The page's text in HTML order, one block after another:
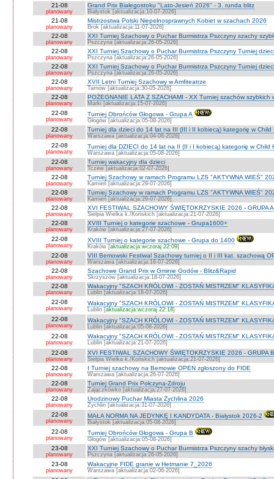
21-08
planowany
Grand Prix Białegostoku "Lato-Jesień 2026" - 3. runda blitz
Białystok [aktualizacja:10-07-2026]
21-08
planowany
Mistrzostwa Polski Niepełnosprawnych Kobiet w szachach 2026
Brok [aktualizacja:11-07-2026]
22-08
planowany
XXI Turniej Szachowy o Puchar Burmistrza Pszczyny szachy
Pszczyna [aktualizacja:26-05-2026]
22-08
planowany
XXI Turniej Szachowy o Puchar Burmistrza Pszczyny Turniej
Pszczyna [aktualizacja:26-05-2026]
22-08
planowany
XXI Turniej Szachowy o Puchar Burmistrza Pszczyny Turniej
Pszczyna [aktualizacja:26-05-2026]
22-08
planowany
XVII Letni Turniej Szachowy w Amfiteatrze
Tarnów [aktualizacja:30-05-2026]
22-08
planowany
POŻEGNANIE LATA Z SZACHAMI - XX Turniej szachów szybkich
Marki [aktualizacja:15-07-2026]
22-08
planowany
Turniej Obrońców Głogowa - Grupa A
Głogów [aktualizacja:05-08-2026]
22-08
planowany
Turniej dla dzieci do 14 lat na III (III i II kobiecą) kategorię w Child
Warszawa [aktualizacja:04-08-2026]
22-08
planowany
Turniej dla DZIECI do 14 lat na II (II i I kobiecą) kategorię w Child
Warszawa [aktualizacja:05-08-2026]
22-08
planowany
Turniej wakacyjny dla dzieci
Tczew [aktualizacja:02-07-2026]
22-08
planowany
Turniej Szachowy w ramach Programu LZS "AKTYWNA WIEŚ"
Kamień [aktualizacja:29-07-2026]
22-08
planowany
Turniej Szachowy w ramach Programu LZS "AKTYWNA WIEŚ"
Kamień [aktualizacja:29-07-2026]
22-08
planowany
XVI FESTIWAL SZACHOWY ŚWIĘTOKRZYSKIE 2026 - GRUPA
Sielpia Wielka k./Końskich [aktualizacja:21-07-2026]
22-08
planowany
XVIII Turniej o kategorie szachowe - Grupa1600+
Kraków [aktualizacja:27-07-2026]
22-08
planowany
XVIII Turniej o kategorie szachowe - Grupa do 1400
Kraków [aktualizacja:wczoraj 22:09]
22-08
planowany
VIII Bemowski Festiwal Szachowy turniej o II i III kat. szachową
Warszawa [aktualizacja:16-07-2026]
22-08
planowany
Szachowe Grand Prix w Gminie Godów - Blitz&Rapid
Skrzyszów [aktualizacja:18-07-2026]
22-08
planowany
Wakacyjny "SZACH KRÓLOWI - ZOSTAŃ MISTRZEM"
Lublin [aktualizacja:18-07-2026]
22-08
planowany
Wakacyjny "SZACH KRÓLOWI - ZOSTAŃ MISTRZEM"
Lublin [aktualizacja:wczoraj 22:18]
22-08
planowany
Wakacyjny "SZACH KRÓLOWI - ZOSTAŃ MISTRZEM"
Lublin [aktualizacja:05-08-2026]
22-08
planowany
Wakacyjny "SZACH KRÓLOWI - ZOSTAŃ MISTRZEM"
Lublin [aktualizacja:21-07-2026]
22-08
planowany
XVI FESTIWAL SZACHOWY ŚWIĘTOKRZYSKIE 2026 - GRUPA B
Sielpia Wielka k./Końskich [aktualizacja:21-07-2026]
22-08
planowany
I Turniej szachowy na Bemowie OPEN zgłoszony do FIDE
Warszawa [aktualizacja:26-07-2026]
22-08
planowany
Turniej Grand Prix Połczyna-Zdroju
Zajączkówko [aktualizacja:27-07-2026]
22-08
planowany
Urodzinowy Puchar Miasta Żychlina 2026
Żychlin [aktualizacja:31-07-2026]
22-08
planowany
MAŁA NORMA NA JEDYNKĘ I KANDYDATA - Białystok 2026-2
Białystok [aktualizacja:05-08-2026]
22-08
planowany
Turniej Obrońców Głogowa - Grupa B
Głogów [aktualizacja:05-08-2026]
23-08
planowany
XXI Turniej Szachowy o Puchar Burmistrza Pszczyny szachy
Pszczyna [aktualizacja:26-05-2026]
23-08
planowany
Wakacyjne FIDE granie w Hetmanie 7_2026
Warszawa [aktualizacja:02-06-2026]